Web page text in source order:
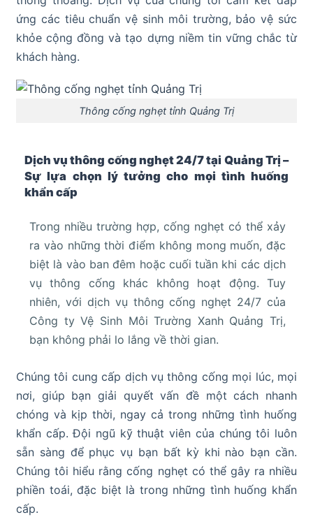
ứng các tiêu chuẩn vệ sinh môi trường, bảo vệ sức
khỏe cộng đồng và tạo dựng niềm tin vững chắc từ
khách hàng.
Thông cống nghẹt tỉnh Quảng Trị
Dịch vụ thông cống nghẹt 24/7 tại Quảng Trị –
Sự lựa chọn lý tưởng cho mọi tình huống
khẩn cấp
Trong nhiều trường hợp, cống nghẹt có thể xảy
ra vào những thời điểm không mong muốn, đặc
biệt là vào ban đêm hoặc cuối tuần khi các dịch
vụ thông cống khác không hoạt động. Tuy
nhiên, với dịch vụ thông cống nghẹt 24/7 của
Công ty Vệ Sinh Môi Trường Xanh Quảng Trị,
bạn không phải lo lắng về thời gian.
Chúng tôi cung cấp dịch vụ thông cống mọi lúc, mọi
nơi, giúp bạn giải quyết vấn đề một cách nhanh
chóng và kịp thời, ngay cả trong những tình huống
khẩn cấp. Đội ngũ kỹ thuật viên của chúng tôi luôn
sẵn sàng để phục vụ bạn bất kỳ khi nào bạn cần.
Chúng tôi hiểu rằng cống nghẹt có thể gây ra nhiều
phiền toái, đặc biệt là trong những tình huống khẩn
cấp.